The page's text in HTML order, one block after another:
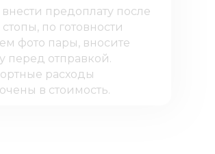
предоплату после
по готовности
фото пары, вносите
перед отправкой.
расходы
в стоимость.